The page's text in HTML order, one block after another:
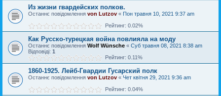
Из жизни гвардейских полков.
Останнє повідомлення von Lutzov « Пон травня 10, 2021 9:37 am
Рейтинг: 0.02%
Как Русско-турецкая война повлияла на моду
Останнє повідомлення Wolf Wünsche « Суб травня 08, 2021 8:38 am
Відповіді: 1
Рейтинг: 0.11%
1860-1925. Лейб-Гвардии Гусарский полк
Останнє повідомлення von Lutzov « Чет квітня 29, 2021 9:36 am
Рейтинг: 0.04%